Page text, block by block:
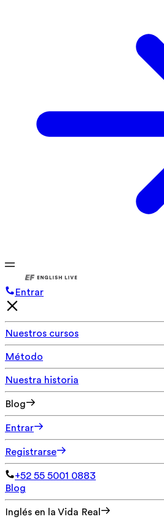
Entrar
Nuestros cursos
Método
Nuestra historia
Blog
Entrar
Registrarse
+52 55 5001 0883
Blog
Inglés en la Vida Real